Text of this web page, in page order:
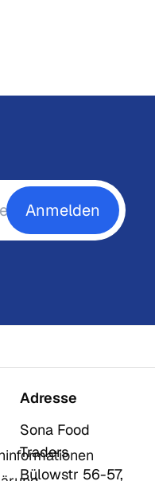
Anmelden
Adresse
Sona Food
Traders
Bülowstr 56-57,